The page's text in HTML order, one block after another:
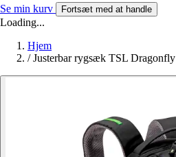
Se min kurv Fortsæt med at handle
Loading...
Hjem
/ Justerbar rygsæk TSL Dragonfly